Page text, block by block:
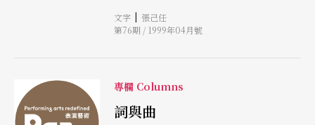
文字 | 張己任
第76期 / 1999年04月號
專欄 Columns
詞與曲